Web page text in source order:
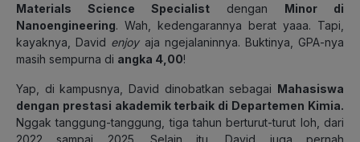
Materials Science Specialist dengan Minor di
Nanoengineering. Wah, kedengarannya berat yaaa. Tapi,
kayaknya, David enjoy aja ngejalaninnya. Buktinya, GPA-nya
masih sempurna di angka 4,00!
Yap, di kampusnya, David dinobatkan sebagai Mahasiswa
dengan prestasi akademik terbaik di Departemen Kimia.
Nggak tanggung-tanggung, tiga tahun berturut-turut loh, dari
2022 sampai 2025. Selain itu, David juga pernah